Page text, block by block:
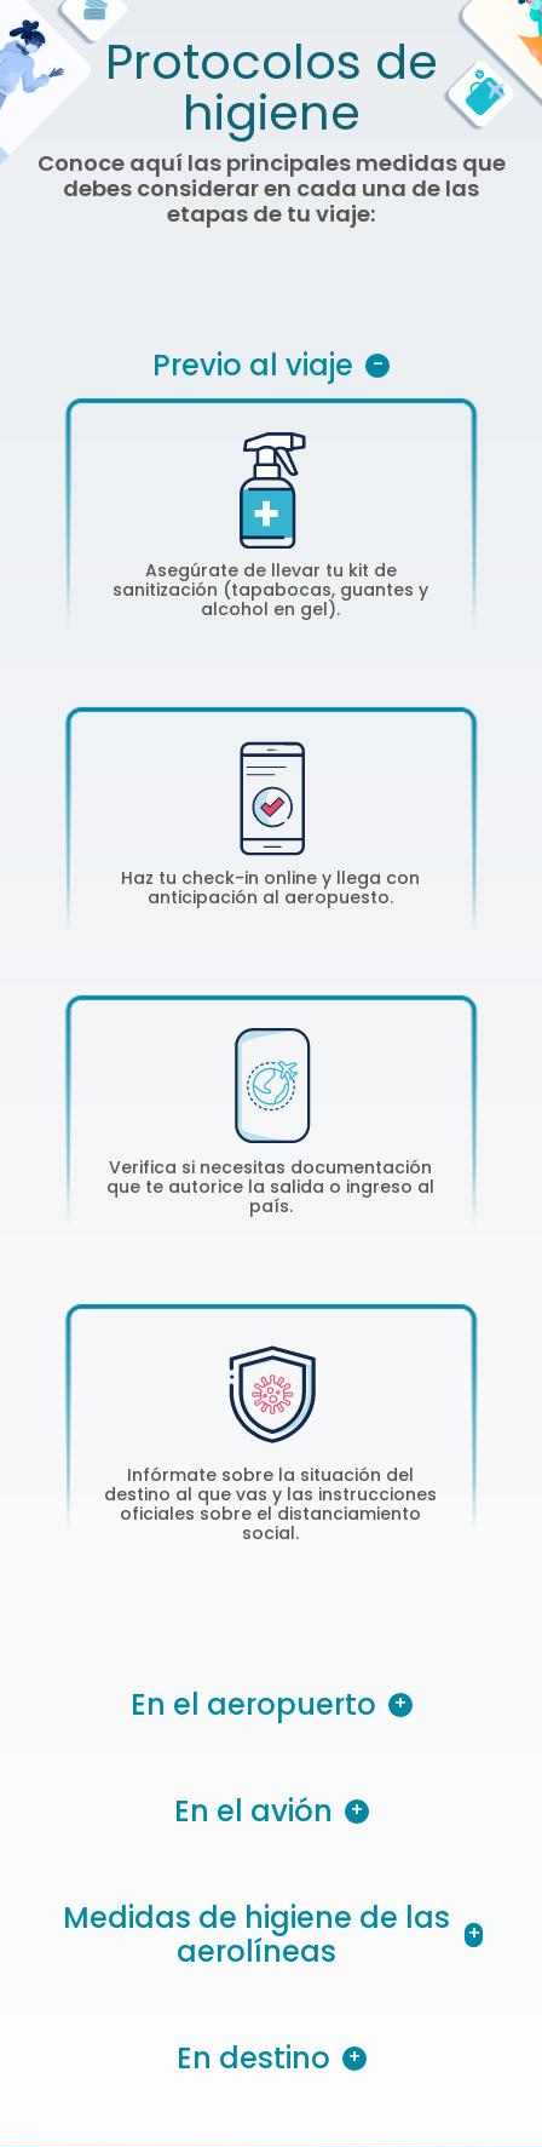
Protocolos de
higiene
Conoce aquí las principales medidas que
debes considerar en cada una de las
etapas de tu viaje:
Previo al viaje -
Asegúrate de llevar tu kit de
sanitización (tapabocas, guantes y
alcohol en gel).
Haz tu check-in online y llega con
anticipación al aeropuesto.
Verifica si necesitas documentación
que te autorice la salida o ingreso al
país.
Infórmate sobre la situación del
destino al que vas y las instrucciones
oficiales sobre el distanciamiento
social.
En el aeropuerto +
En el avión +
Medidas de higiene de las
aerolíneas
+
En destino +